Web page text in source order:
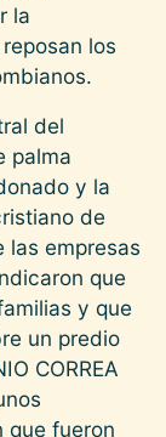
la
los
del
palma
y la
de
las empresas
que
y que
un predio
CORREA
que fueron